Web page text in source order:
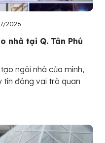
2026
nhà tại Q. Tân Phú
ngôi nhà của mình,
tín đóng vai trò quan